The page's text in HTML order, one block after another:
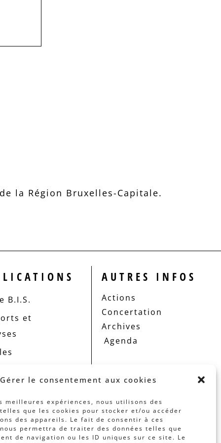
Gérer le consentement aux cookies
meilleures expériences, nous utilisons des
que les cookies pour stocker et/ou accéder
des appareils. Le fait de consentir à ces
permettra de traiter des données telles que
de navigation ou les ID uniques sur ce site. Le
la Région Bruxelles-Capitale.
B.I.S.
et
AUTRES INFOS
Actions
Concertation
Archives
Agenda